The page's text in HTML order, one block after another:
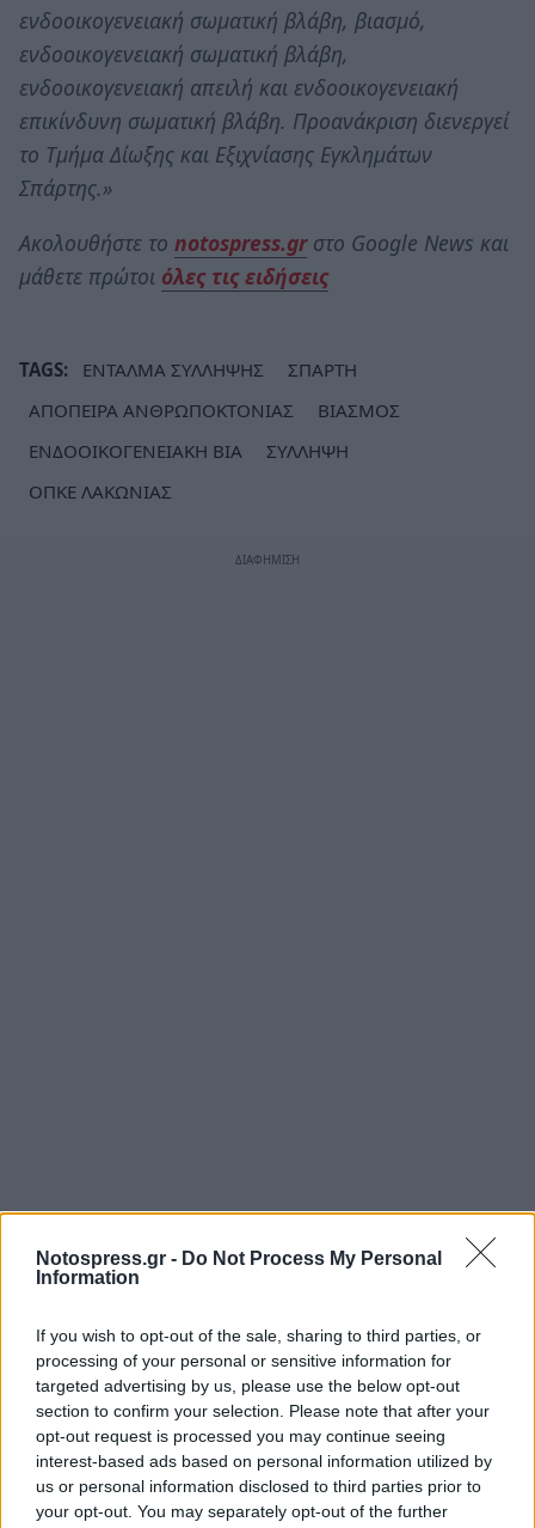
Notospress.gr - Do Not Process My Personal
Information
If you wish to opt-out of the sale, sharing to third parties, or
processing of your personal or sensitive information for
targeted advertising by us, please use the below opt-out
section to confirm your selection. Please note that after your
opt-out request is processed you may continue seeing
interest-based ads based on personal information utilized by
us or personal information disclosed to third parties prior to
your opt-out. You may separately opt-out of the further
ενδοοικογενειακή σωματική βλάβη, βιασμό,
ενδοοικογενειακή σωματική βλάβη,
ενδοοικογενειακή απειλή και ενδοοικογενειακή
επικίνδυνη σωματική βλάβη. Προανάκριση διενεργεί
το Τμήμα Δίωξης και Εξιχνίασης Εγκλημάτων
Σπάρτης.»
Ακολουθήστε το notospress.grστο Google News και
μάθετε πρώτοι όλες τις ειδήσεις
TAGS: ΕΝΤΑΛΜΑ ΣΥΛΛΗΨΗΣ
ΣΠΑΡΤΗ
ΑΠΟΠΕΙΡΑ ΑΝΘΡΩΠΟΚΤΟΝΙΑΣ
ΒΙΑΣΜΟΣ
ΕΝΔΟΟΙΚΟΓΕΝΕΙΑΚΗ ΒΙΑ
ΣΥΛΛΗΨΗ
ΟΠΚΕ ΛΑΚΩΝΙΑΣ
Σχετικά Άρθρα